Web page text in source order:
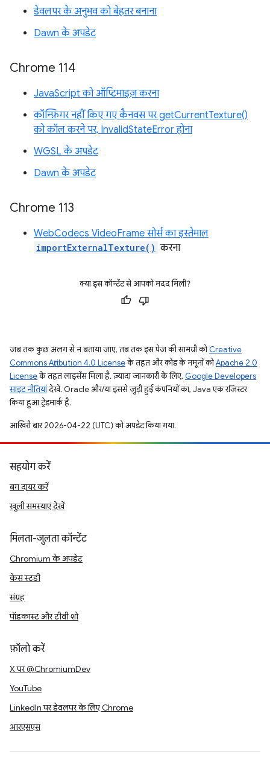
डेवलपर के अनुभव को बेहतर बनाना
Dawn के अपडेट
Chrome 114
JavaScript को ऑप्टिमाइज़ करना
कॉन्फ़िगर नहीं किए गए कैनवस पर getCurrentTexture()
को कॉल करने पर, InvalidStateError होना
WGSL के अपडेट
Dawn के अपडेट
Chrome 113
WebCodecs VideoFrame सोर्स का इस्तेमाल
importExternalTexture() करना
क्या इस कॉन्टेंट से आपको मदद मिली?
जब तक कुछ अलग से न बताया जाए, तब तक इस पेज की सामग्री कोCreative
Commons Attribution 4.0 Licenseके तहत और कोड के नमूनों कोApache 2.0
Licenseके तहत लाइसेंस मिला है. ज़्यादा जानकारी के लिए, Google Developers
साइट नीतियांदेखें. Oracle और/या इससे जुड़ी हुई कंपनियों का, Java एक रजिस्टर
किया हुआ ट्रेडमार्क है.
आखिरी बार 2026-04-22 (UTC) को अपडेट किया गया.
सहयोग करें
बग दायर करें
खुली समस्याएं देखें
मिलता-जुलता कॉन्टेंट
Chromium के अपडेट
केस स्टडी
संग्रह
पॉडकास्ट और टीवी शो
फ़ॉलो करें
X पर @ChromiumDev
YouTube
LinkedIn पर डेवलपर के लिए Chrome
आरएसएस